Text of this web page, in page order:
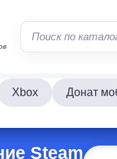
Xbox Донат
Steam